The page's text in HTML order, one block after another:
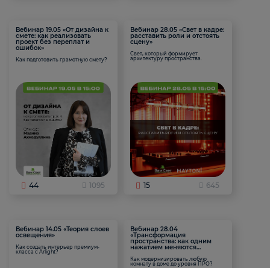
Вебинар 19.05 «От дизайна к
смете: как реализовать
проект без переплат и
ошибок»
Как подготовить грамотную смету?
44 1095
Вебинар 28.05 «Свет в кадре:
расставить роли и отстоять
сцену»
Свет, который формирует
архитектуру пространства.
15 645
Вебинар 14.05 «Теория слоев
освещения»
Как создать интерьер премиум-
класса с Arlight?
Вебинар 28.04
«Трансформация
пространства: как одним
нажатием меняются
Как модернизировать любую
комнату в доме до уровня ПРО?